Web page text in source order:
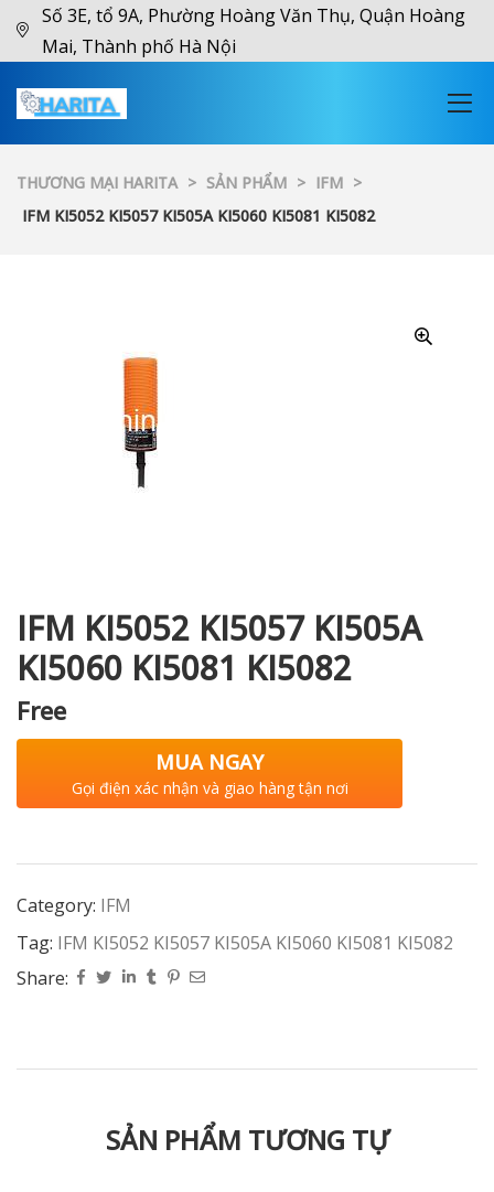
Số 3E, tổ 9A, Phường Hoàng Văn Thụ, Quận Hoàng
Mai, Thành phố Hà Nội
THƯƠNG MẠI HARITA > SẢN PHẨM > IFM >
IFM KI5052 KI5057 KI505A KI5060 KI5081 KI5082
IFM KI5052 KI5057 KI505A
KI5060 KI5081 KI5082
Free
MUA NGAY
Gọi điện xác nhận và giao hàng tận nơi
Category: IFM
Tag: IFM KI5052 KI5057 KI505A KI5060 KI5081 KI5082
Share:
SẢN PHẨM TƯƠNG TỰ